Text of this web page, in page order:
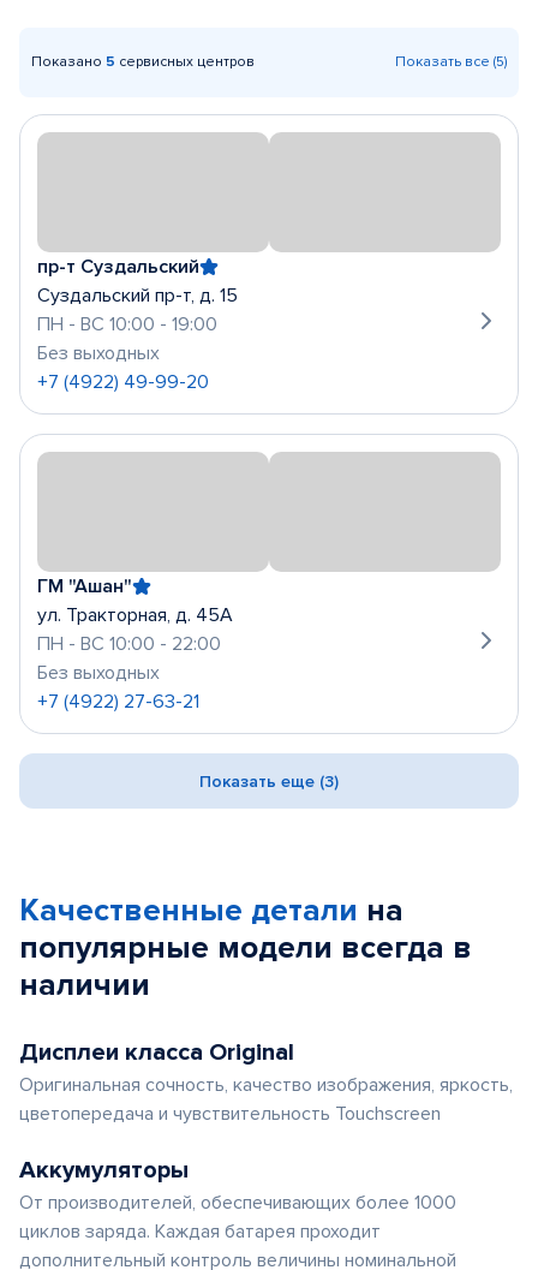
Показано 5 сервисных центров Показать все (5)
пр-т Суздальский
Суздальский пр-т, д. 15
ПН - ВС 10:00 - 19:00
Без выходных
+7 (4922) 49-99-20
ГМ "Ашан"
ул. Тракторная, д. 45А
ПН - ВС 10:00 - 22:00
Без выходных
+7 (4922) 27-63-21
Показать еще (3)
Качественные детали на
популярные модели всегда в
наличии
Дисплеи класса Original
Оригинальная сочность, качество изображения, яркость,
цветопередача и чувствительность Touchscreen
Аккумуляторы
От производителей, обеспечивающих более 1000
циклов заряда. Каждая батарея проходит
дополнительный контроль величины номинальной